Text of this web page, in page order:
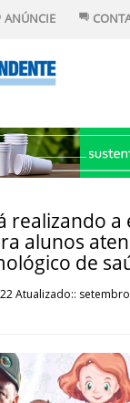
ANÚNCIE
realizando a
alunos
de
Atualizado::